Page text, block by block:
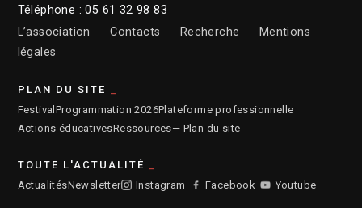
Téléphone : 05 61 32 98 83
L’association
Contacts Recherche
Mentions
légales
PLAN DU SITE
Festival Programmation 2026Plateforme professionnelle
Actions éducativesRessources— Plan du site
TOUTE L'ACTUALITÉ
ActualitésNewsletter Instagram Facebook Youtube